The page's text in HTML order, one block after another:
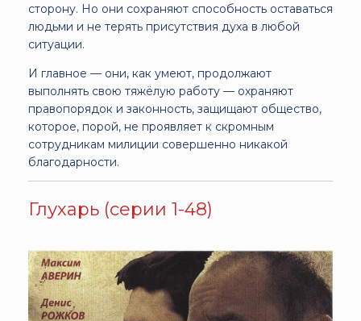
сторону. Но они сохраняют способность оставаться
людьми и не терять присутствия духа в любой
ситуации.
И главное — они, как умеют, продолжают
выполнять свою тяжёлую работу — охраняют
правопорядок и законность, защищают общество,
которое, порой, не проявляет к скромным
сотрудникам милиции совершенно никакой
благодарности.
Глухарь (серии 1-48)